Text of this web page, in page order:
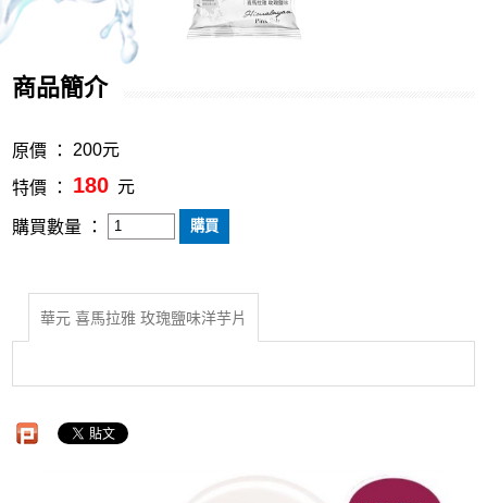
商品簡介
原價 ： 200元
特價 ： 180 元
購買數量 ：
華元 喜馬拉雅 玫瑰鹽味洋芋片